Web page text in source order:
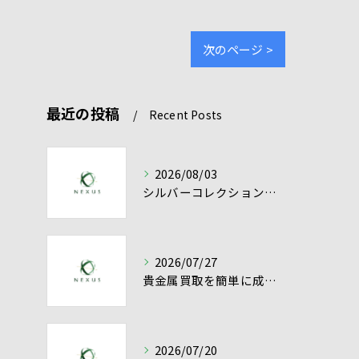
次のページ >
最近の投稿 Recent Posts
2026/08/03
シルバーコレクション売却を愛知県で有利に進める貴金属シルバー買取の実践ポイント
2026/07/27
貴金属買取を簡単に成功させるシルバー買取と高額売却のコツ
2026/07/20